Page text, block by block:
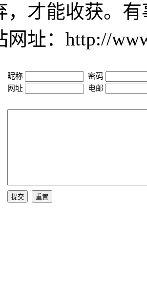
，才能收获。
网址：http://
昵称
密码
网址
电邮